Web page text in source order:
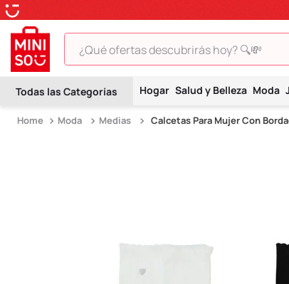
¿Qué ofertas descubrirás hoy? 🔍💸
Hogar Salud y Belleza Moda
Moda Medias Calcetas Para Mujer Con
TÉRMINOS MÁS BUSCADOS
2.
hello kitty
termos